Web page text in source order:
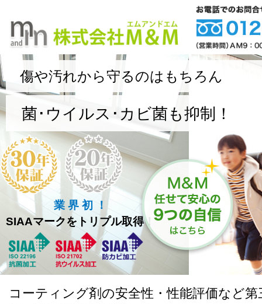
傷や汚れから守るのはもちろん
菌･ウイルス･カビ菌も抑制！
業 界 初 ！
SIAAマークをトリプル取得！
コーティング剤の安全性・性能評価など